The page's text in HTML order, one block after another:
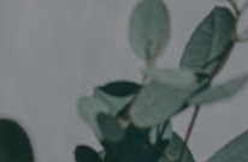
現状を知ることから全ては